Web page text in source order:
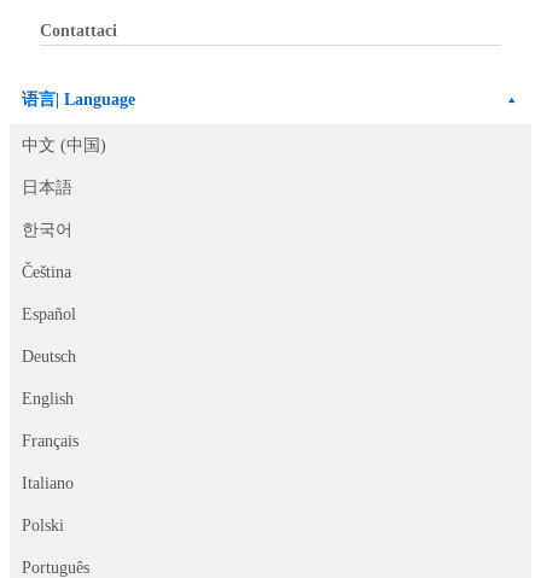
Contattaci
语言| Language
中文 (中国)
日本語
한국어
Čeština
Español
Deutsch
English
Français
Italiano
Polski
Português